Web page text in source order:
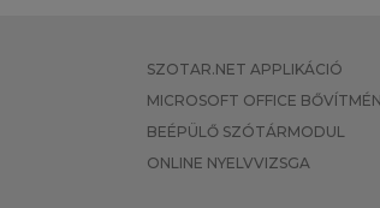
SZOTAR.NET APPLIKÁCIÓ
MICROSOFT OFFICE
BEÉPÜLŐ SZÓTÁRMODUL
ONLINE NYELVVIZSGA